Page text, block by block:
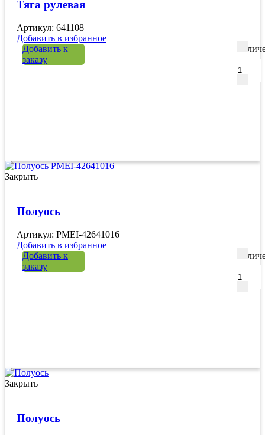
Тяга рулевая
Артикул: 641108
Добавить в избранное
Добавить к
заказу
Закрыть
Полуось
Артикул: PMEI-42641016
Добавить в избранное
Добавить к
заказу
Закрыть
Полуось